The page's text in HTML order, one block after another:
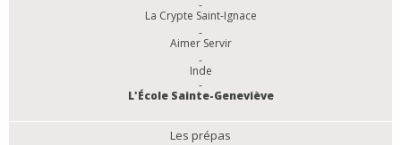
La Crypte Saint-Ignace
Aimer Servir
Inde
L'École Sainte-Geneviève
Les prépas